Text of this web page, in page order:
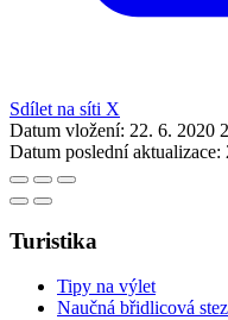
Sdílet na síti X
Datum vložení: 22. 6. 2020
Datum poslední aktualizace:
Turistika
Tipy na výlet
Naučná břidlicová